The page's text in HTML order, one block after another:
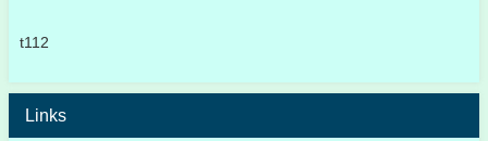
t112
Links